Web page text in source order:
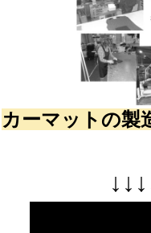
カーマットの製
↓ ↓ ↓